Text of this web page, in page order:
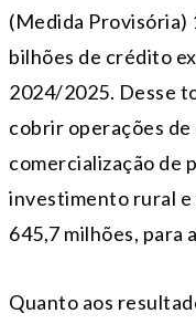
(Medida Provisória)
bilhões de crédito
2024/2025. Desse
cobrir operações
comercialização de
investimento rural
645,7 milhões, para
Quanto aos